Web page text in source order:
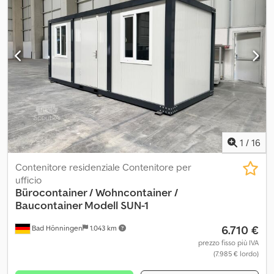
traino 3,5 T a sfera -Gancio traino con testa ad occhione: 14.000
kg di massa rimorchiabile Condizioni eccellenti Veicolo da lunghe
percorrenze (nessun utilizzo in cantiere) Nuova vasca ribaltabile
trilaterale, portellone posteriore a battente, punti di ancoraggio
nel vano di carico, ecc. Cruise control, finestrini elettrici,
specchietti retrovisori esterni elettrici, -Finanziamento e permuta
possibile Dcodoyqknrspfx Ah Isk -Consegna su accordo - 19% IVA
deducibile
1 / 16
Bad Hönningen 1.043 km
Contenitore residenziale Contenitore per
ufficio
Bürocontainer / Wohncontainer/
Baucontainer Modell SUN-1
6.710 €
prezzo fisso più IVA
(7.985 € lordo)